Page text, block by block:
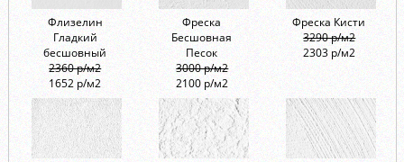
Флизелин
Гладкий
бесшовный
2360 р/м2
1652 р/м2
Фреска
Бесшовная
Песок
3000 р/м2
2100 р/м2
Фреска Кисти
3290 р/м2
2303 р/м2